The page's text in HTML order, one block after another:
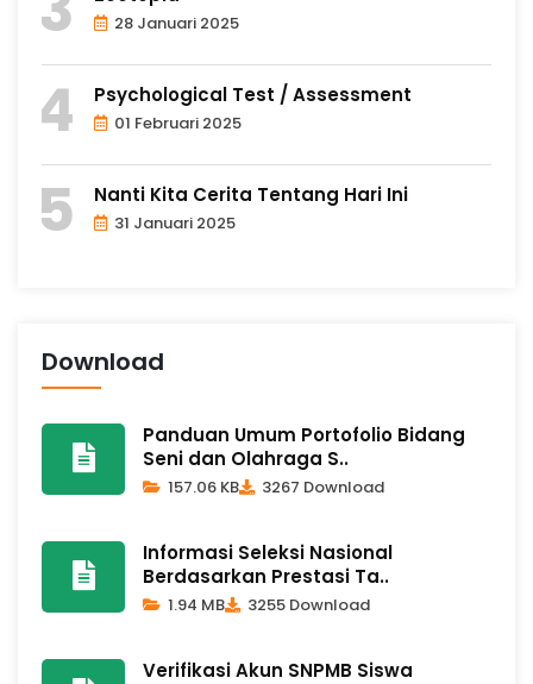
28 Januari 2025
Psychological Test / Assessment
01 Februari 2025
Nanti Kita Cerita Tentang Hari Ini
31 Januari 2025
Download
Panduan Umum Portofolio Bidang
Seni dan Olahraga S..
157.06 KB 3267 Download
Informasi Seleksi Nasional
Berdasarkan Prestasi Ta..
1.94 MB 3255 Download
Verifikasi Akun SNPMB Siswa